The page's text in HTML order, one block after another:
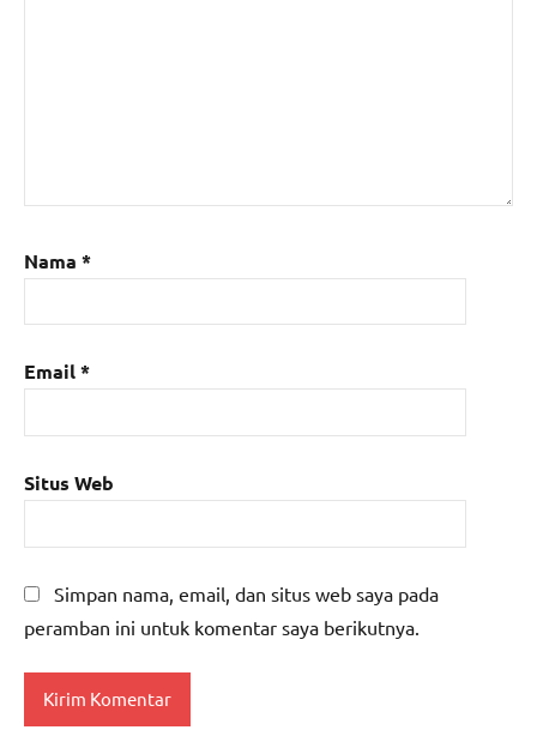
Nama *
Email*
Situs Web
Simpan nama, email, dan situs web saya pada
peramban ini untuk komentar saya berikutnya.